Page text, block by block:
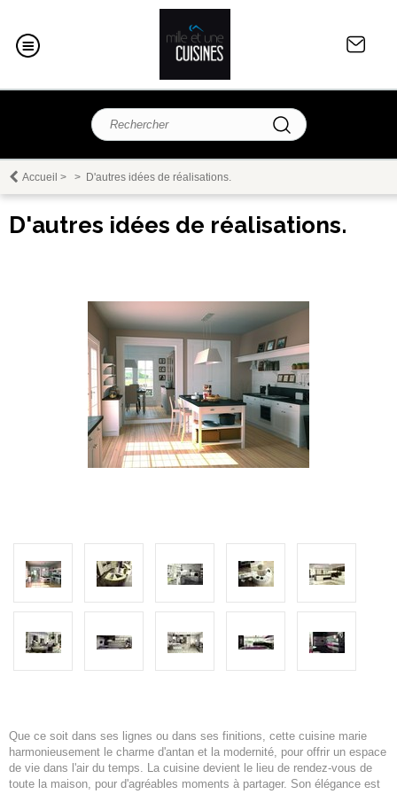
Accueil > > D'autres idées de réalisations.
D'autres idées de réalisations.
Que ce soit dans ses lignes ou dans ses finitions, cette cuisine marie
harmonieusement le charme d'antan et la modernité, pour offrir un espace
de vie dans l'air du temps. La cuisine devient le lieu de rendez-vous de
toute la maison, pour d'agréables moments à partager. Son élégance est